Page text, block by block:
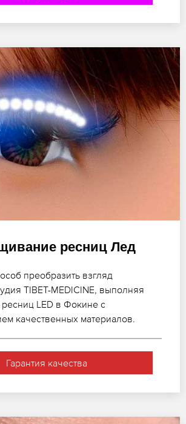
ресниц Лед
преобразить взгляд
TIBET-MEDICINE, выполняя
LED в Фокине с
качественных материалов.
Гарантия качества